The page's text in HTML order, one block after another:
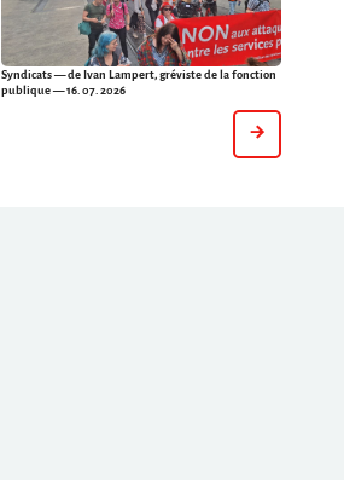
Syndicats— de Ivan Lampert, gréviste de la fonction
publique — 16. 07. 2026